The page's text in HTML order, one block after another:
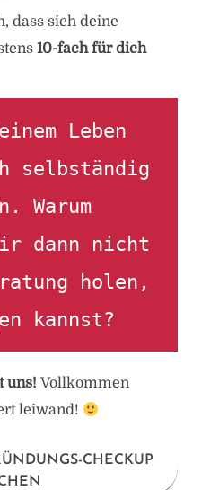
dass sich deine
10-fach für dich
Leben
selbständig
Warum
dann nicht
holen,
kannst?
uns! Vollkommen
leiwand!
CHECKUP